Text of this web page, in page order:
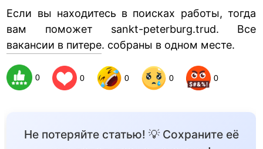
Если вы находитесь в поисках работы, тогда
вам поможет sankt-peterburg.trud. Все
вакансии в питере. собраны в одном месте.
0 0 0 0 0
Не потеряйте статью! 💡 Сохраните её